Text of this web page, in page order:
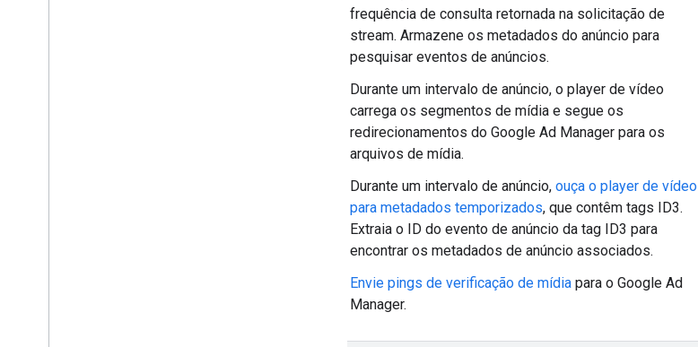
frequência de consulta retornada na solicitação de
stream. Armazene os metadados do anúncio para
pesquisar eventos de anúncios.
Durante um intervalo de anúncio, o player de vídeo
carrega os segmentos de mídia e segue os
redirecionamentos do Google Ad Manager para os
arquivos de mídia.
Durante um intervalo de anúncio, ouça o player de vídeo
para metadados temporizados, que contêm tags ID3.
Extraia o ID do evento de anúncio da tag ID3 para
encontrar os metadados de anúncio associados.
Envie pings de verificação de mídia para o Google Ad
Manager.